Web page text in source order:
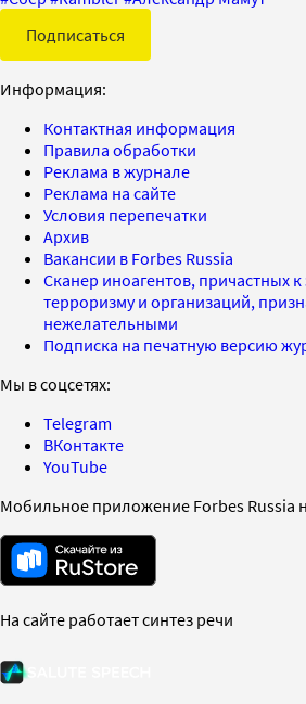
Подписаться
Информация:
Контактная информация
Правила обработки
Реклама в журнале
Реклама на сайте
Условия перепечатки
Архив
Вакансии в Forbes Russia
Сканер иноагентов, причастных к
терроризму и организаций,
нежелательными
Подписка на печатную версию
Мы в соцсетях:
Telegram
ВКонтакте
YouTube
Мобильное приложение Forbes Russia
На сайте работает синтез речи